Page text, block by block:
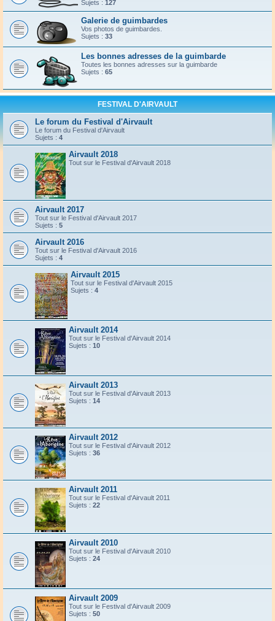
Sujets : 127
Galerie de guimbardes
Vos photos de guimbardes.
Sujets : 33
Les bonnes adresses de la guimbarde
Toutes les bonnes adresses sur la guimbarde
Sujets : 65
FESTIVAL D'AIRVAULT
Le forum du Festival d'Airvault
Le forum du Festival d'Airvault
Sujets : 4
Airvault 2018
Tout sur le Festival d'Airvault 2018
Airvault 2017
Tout sur le Festival d'Airvault 2017
Sujets : 5
Airvault 2016
Tout sur le Festival d'Airvault 2016
Sujets : 4
Airvault 2015
Tout sur le Festival d'Airvault 2015
Sujets : 4
Airvault 2014
Tout sur le Festival d'Airvault 2014
Sujets : 10
Airvault 2013
Tout sur le Festival d'Airvault 2013
Sujets : 14
Airvault 2012
Tout sur le Festival d'Airvault 2012
Sujets : 36
Airvault 2011
Tout sur le Festival d'Airvault 2011
Sujets : 22
Airvault 2010
Tout sur le Festival d'Airvault 2010
Sujets : 24
Airvault 2009
Tout sur le Festival d'Airvault 2009
Sujets : 50